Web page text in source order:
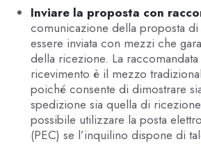
Inviare la proposta con
comunicazione della proposta di
essere inviata con mezzi che
della ricezione. La
ricevimento è il mezzo
poiché consente di dimostrare
spedizione sia quella di
possibile utilizzare la posta
(PEC) se l’inquilino dispone di